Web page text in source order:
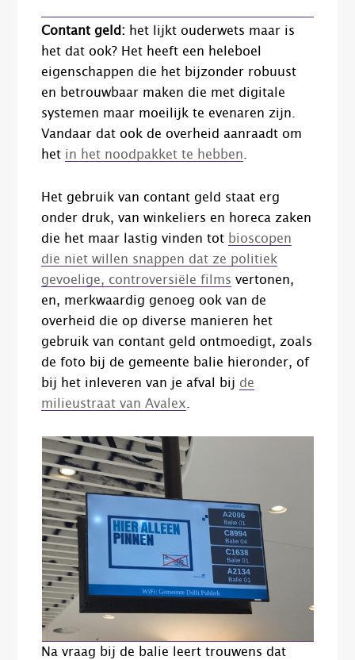
Contant geld: het lijkt ouderwets maar is
het dat ook? Het heeft een heleboel
eigenschappen die het bijzonder robuust
en betrouwbaar maken die met digitale
systemen maar moeilijk te evenaren zijn.
Vandaar dat ook de overheid aanraadt om
het in het noodpakket te hebben
Het gebruik van contant geld staat erg
onder druk, van winkeliers en horeca zaken
die het maar lastig vinden tot bioscopen
die niet willen snappen dat ze politiek
gevoelige, controversiële films vertonen,
en, merkwaardig genoeg ook van de
overheid die op diverse manieren het
gebruik van contant geld ontmoedigt, zoals
de foto bij de gemeente balie hieronder, of
bij het inleveren van je afval bij de
milieustraat van Avalex
Na vraag bij de balie leert trouwens dat